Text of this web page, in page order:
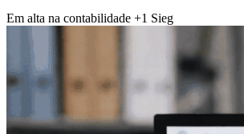
Em alta na contabilidade +1 Sieg